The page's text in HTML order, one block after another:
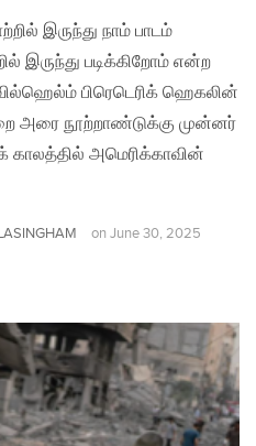
இருந்து நாம் பாடம்
இருந்து படிக்கிறோம் என்ற
பிரெடெரிக் ஹெகலின்
அரை நூற்றாண்டுக்கு முன்னர்
காலத்தில் அமெரிக்காவின்
on June 30, 2025